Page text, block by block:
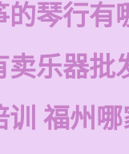
的琴行有
卖乐器批
训 福州